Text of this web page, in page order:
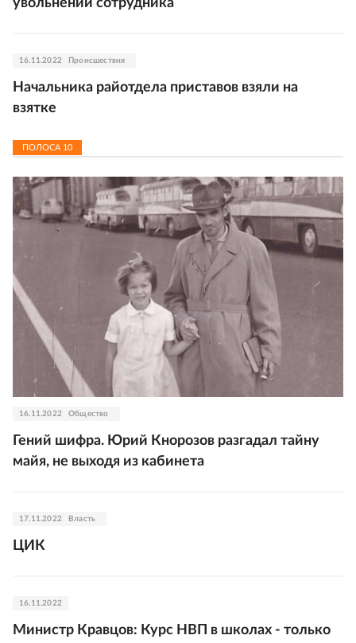
увольнении сотрудника
16.11.2022 Происшествия
Начальника райотдела приставов взяли на
взятке
ПОЛОСА 10
16.11.2022 Общество
Гений шифра. Юрий Кнорозов разгадал тайну
майя, не выходя из кабинета
17.11.2022 Власть
ЦИК
16.11.2022
Министр Кравцов: Курс НВП в школах - только